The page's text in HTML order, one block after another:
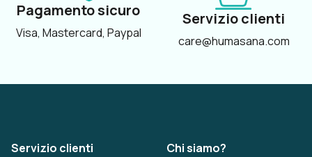
Pagamento sicuro
Visa, Mastercard, Paypal
Servizio clienti
care@humasana.com
Servizio clienti
Chi siamo?